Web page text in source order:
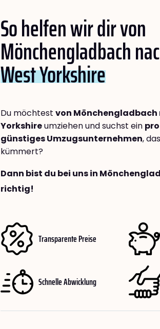
So helfen wir dir von
Mönchengladbach
West Yorkshire
Du möchtest von Mönchengladbach
Yorkshireumziehen und suchst ein
günstiges Umzugsunternehmen,
kümmert?
Dann bist du bei uns in
richtig!
Transparente Preise
Schnelle Abwicklung